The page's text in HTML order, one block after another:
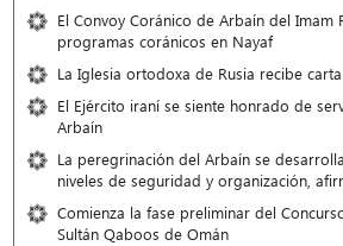
El Convoy Coránico de Arbaín del Imam
programas coránicos en Nayaf
La Iglesia ortodoxa de Rusia recibe
El Ejército iraní se siente honrado de
Arbaín
La peregrinación del Arbaín se
niveles de seguridad y organización,
Comienza la fase preliminar del
Sultán Qaboos de Omán